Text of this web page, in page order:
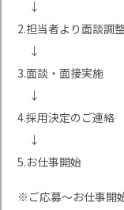
↓
2.担当者より面談調
↓
3.面談・面接実施
↓
4.採用決定のご連絡
↓
5.お仕事開始
※ご応募〜お仕事開